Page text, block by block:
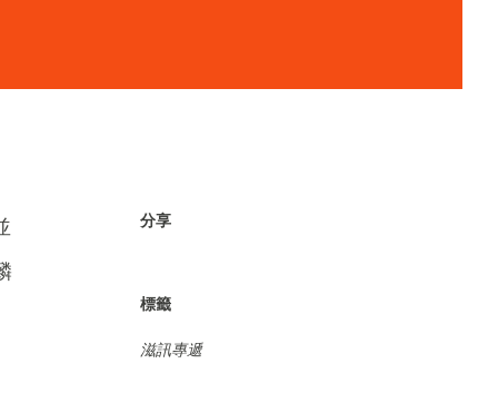
分享
標籤
滋訊專遞